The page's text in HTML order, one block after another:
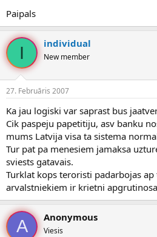
Paipals
I individual
New member
27. Februāris 2007
Ka jau logiski var saprast bus
Cik paspeju papetitiju, asv banku
mums Latvija visa ta sistema
Tur pat pa menesiem jamaksa
sviests gatavais.
Turklat kops teroristi padarbojas
arvalstniekiem ir krietni
A Anonymous
Viesis